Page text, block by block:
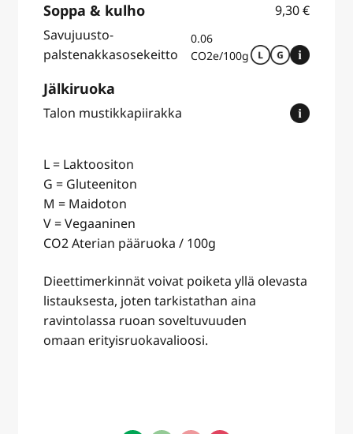
Soppa & kulho 9,30€
Savujuusto-
palstenakkasosekeitto
0.06
CO2e/100g
Jälkiruoka
Talon mustikkapiirakka
L = Laktoositon
G = Gluteeniton
M = Maidoton
V = Vegaaninen
CO2 Aterian pääruoka / 100g
Dieettimerkinnät voivat poiketa yllä olevasta
listauksesta, joten tarkistathan aina
ravintolassa ruoan soveltuvuuden
omaan erityisruokavalioosi.